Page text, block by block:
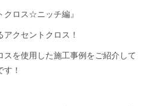
クロス☆ニッチ編』
クセントクロス！
を使用した施工事例をご紹介して
！